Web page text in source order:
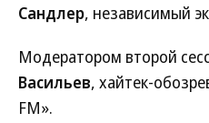
Сандлер, независимый
Модератором второй
Васильев, хайтек-
FM».